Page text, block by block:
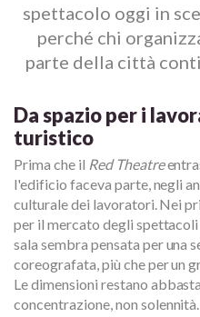
spettacolo oggi in
perché chi
parte della città
Da spazio per i
turistico
Prima che il Red Theatre
l'edificio faceva parte, negli
culturale dei lavoratori. Nei
per il mercato degli
sala sembra pensata per una
coreografata, più che per un
Le dimensioni restano
concentrazione, non solennità.